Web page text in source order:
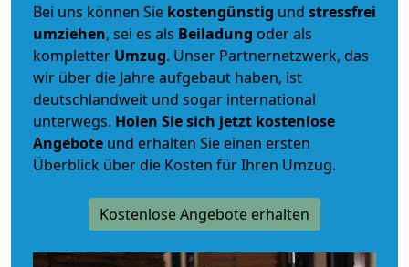
Bei uns können Sie kostengünstig und stressfrei
umziehen, sei es als Beiladung oder als
kompletter Umzug. Unser Partnernetzwerk, das
wir über die Jahre aufgebaut haben, ist
deutschlandweit und sogar international
unterwegs. Holen Sie sich jetzt kostenlose
Angebote und erhalten Sie einen ersten
Überblick über die Kosten für Ihren Umzug.
Kostenlose Angebote erhalten